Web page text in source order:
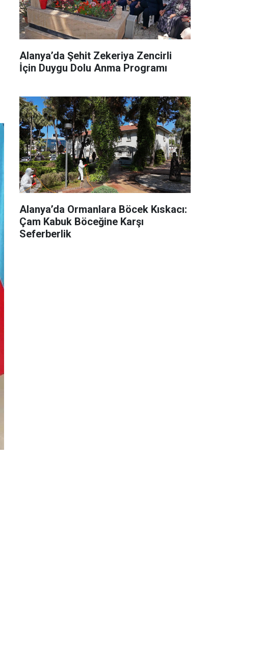
Alanya’da Şehit Zekeriya Zencirli
İçin Duygu Dolu Anma Programı
Alanya’da Ormanlara Böcek Kıskacı:
Çam Kabuk Böceğine Karşı
Seferberlik